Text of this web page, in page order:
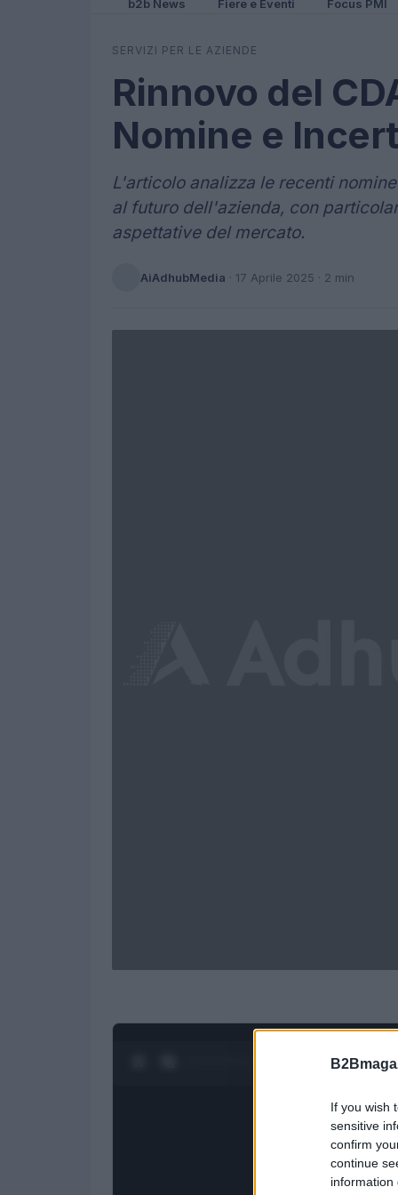
If you wish
sensitive
confirm
continue
information
b2b News Fiere e Eventi Focus PMI
SERVIZI PER LE AZIENDE
Rinnovo del
Nomine e
L'articolo analizza le recenti
al futuro dell'azienda, con
aspettative del mercato.
AiAdhubMedia · 17 Aprile 2025 · 2 min
1/4